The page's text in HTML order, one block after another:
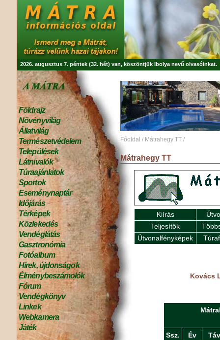
2026. augusztus 7. péntek (32. hét) van, köszöntjük Ibolya nevű olvasóinkat.
Földrajz
Növényvilág
Állatvilág
Természetvédelem
Települések
Látnivalók
Túraajánlatok
Sportok
Eseménynaptár
Időjárás
Térképek
Közlekedés
Vendéglátás
Gasztronómia
Fotóalbum
Hírek, újdonságok
Élménybeszámolók
Fórum
Vendégkönyv
Linkek
Webkamera
Játék
Főoldal / Mátrahegy TT /
Mátrahegy TT
Kiírás
Teljesítők
Útvonalfényképek
Kovács
Ssz. Év Táv